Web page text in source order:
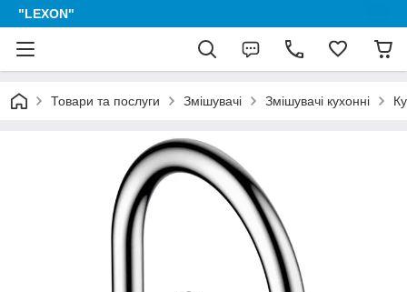
"LEXON"
Товари та послуги Змішувачі Змішувачі кухонні